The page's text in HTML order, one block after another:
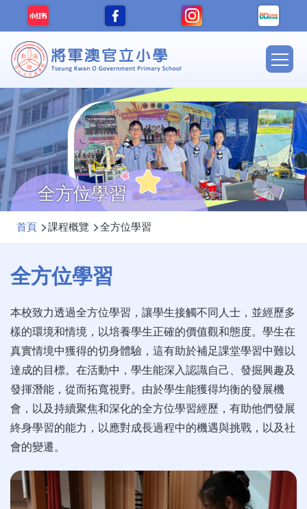
移至主內容
Main
全方位學習
導
連
首頁 課程概覽 全方位學習
全方位學習
本校致力透過全方位學習，讓學生接觸不同人士，並經歷多
樣的環境和情境，以培養學生正確的價值觀和態度。學生在
真實情境中獲得的切身體驗，這有助於補足課堂學習中難以
達成的目標。在活動中，學生能深入認識自己、發掘興趣及
發揮潛能，從而拓寬視野。由於學生能獲得均衡的發展機
會，以及持續聚焦和深化的全方位學習經歷，有助他們發展
終身學習的能力，以應對成長過程中的機遇與挑戰，以及社
會的變遷。